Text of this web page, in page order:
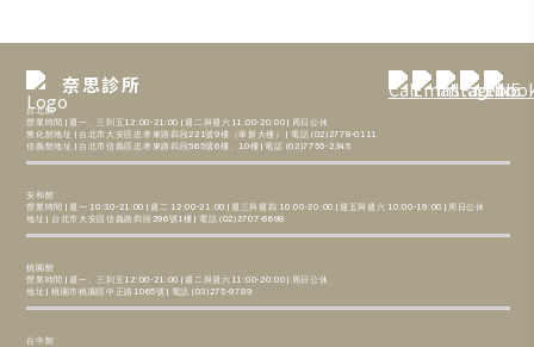
o
t
p
a
奈思診所
台北館
營業時間 | 週一、三到五12:00-21:00 | 週二與週六11:00-20:00 | 周日公休
敦化館地址 | 台北市大安區忠孝東路四段221號9樓（華新大樓） | 電話 (02)2778-0111
信義館地址 | 台北市信義區忠孝東路四段565號6樓、10樓 | 電話 (02)7755-2345
安和館
營業時間 | 週一 10:30-21:00 | 週二 12:00-21:00 | 週三與週四 10:00-20:00 | 週五與週六 10:00-19:00 | 周日公休
地址 | 台北市大安區信義路四段296號1樓 | 電話 (02)2707-6698
桃園館
營業時間 | 週一、三到五12:00-21:00 | 週二與週六11:00-20:00 | 周日公休
地址 | 桃園市桃園區中正路1065號 | 電話 (03)275-9789
台中館